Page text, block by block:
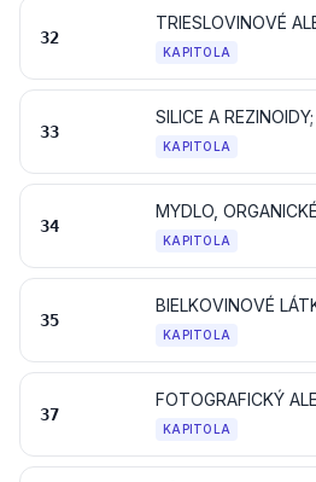
32
KAPITOLA
33
KAPITOLA
34
KAPITOLA
35
KAPITOLA
37
KAPITOLA